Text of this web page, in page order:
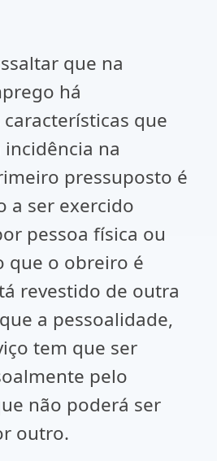
que na
há
que
na
pressuposto é
a ser exercido
pessoa física ou
que o obreiro é
revestido de outra
a pessoalidade,
tem que ser
pelo
não poderá ser
outro.